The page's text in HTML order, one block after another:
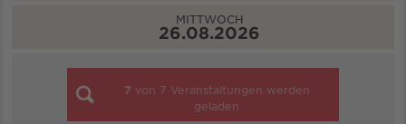
MITTWOCH
26.08.2026
7 von 7 Veranstaltungen werden
geladen